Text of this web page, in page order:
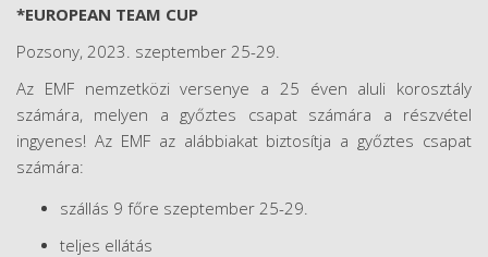
*EUROPEAN TEAM CUP
Pozsony, 2023. szeptember 25-29.
Az EMF nemzetközi versenye a 25 éven aluli korosztály
számára, melyen a győztes csapat számára a részvétel
ingyenes! Az EMF az alábbiakat biztosítja a győztes csapat
számára:
szállás 9 főre szeptember 25-29.
teljes ellátás